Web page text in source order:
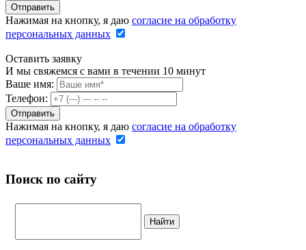
Нажимая на кнопку, я даю согласие на обработку
персональных данных
Оставить заявку
И мы свяжемся с вами в течении 10 минут
Ваше имя:
Телефон:
Нажимая на кнопку, я даю согласие на обработку
персональных данных
Поиск по сайту